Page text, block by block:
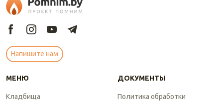
Напишите нам
МЕНЮ
Кладбища
ДОКУМЕНТЫ
Политика обработки